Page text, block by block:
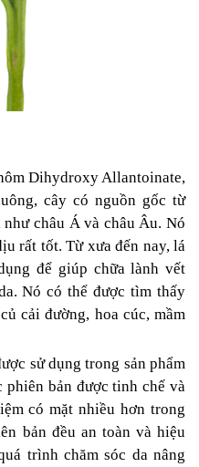
Dihydroxy Allantoinate,
cây có nguồn gốc từ
châu Á và châu Âu. Nó
rất tốt. Từ xưa đến nay, lá
để giúp chữa lành vết
Nó có thể được tìm thấy
cải đường, hoa cúc, mầm
sử dụng trong sản phẩm
bản được tinh chế và
có mặt nhiều hơn trong
bản đều an toàn và hiệu
trình chăm sóc da nâng